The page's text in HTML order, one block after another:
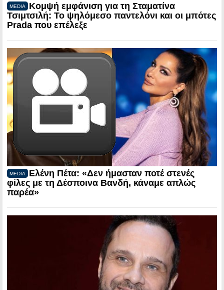
MEDIA
Κομψή εμφάνιση για τη Σταματίνα
Τσιμτσιλή: Το ψηλόμεσο παντελόνι και οι μπότες
Prada που επέλεξε
MEDIA
Ελένη Πέτα: «Δεν ήμασταν ποτέ στενές
φίλες με τη Δέσποινα Βανδή, κάναμε απλώς
παρέα»